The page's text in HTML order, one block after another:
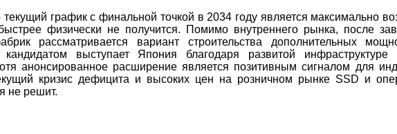
текущий график с финальной точкой в 2034 году является максимально
физически не получится. Помимо внутреннего рынка, после
рассматривается вариант строительства дополнительных
выступает Япония благодаря развитой инфраструктуре
анонсированное расширение является позитивным сигналом для
кризис дефицита и высоких цен на розничном рынке SSD и
не решит.